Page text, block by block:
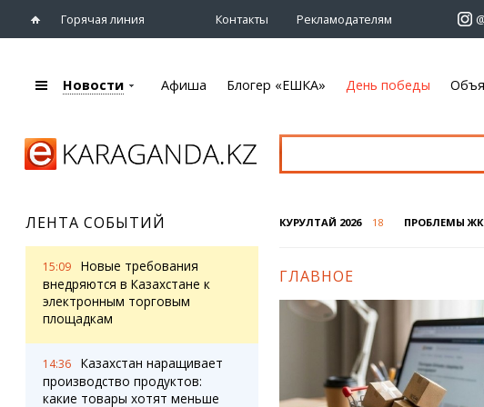
Горячая линия Контакты Рекламодателям
Караганды
eTV
Рассылка новостей
Персоны
Интервью
Афиша
Театры
Выставки
Цирк и зоопарк
Блогер «ЕШКА»
Лента блогера
Web-камеры
Новости Афиша Блогер «ЕШКА» День победы
ЛЕНТА СОБЫТИЙ
15:09
Новые требования
внедряются в Казахстане к
электронным торговым
площадкам
14:36
Казахстан наращивает
производство продуктов:
какие товары хотят меньше
КУРУЛТАЙ 2026 18 ПРОБЛЕМЫ
ГЛАВНОЕ